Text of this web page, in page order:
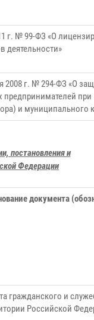
г. № 99-ФЗ «О
деятельности»
2008 г. № 294-ФЗ «О
и муниципального
постановления и
Федерации
документа
гражданского и
Российской